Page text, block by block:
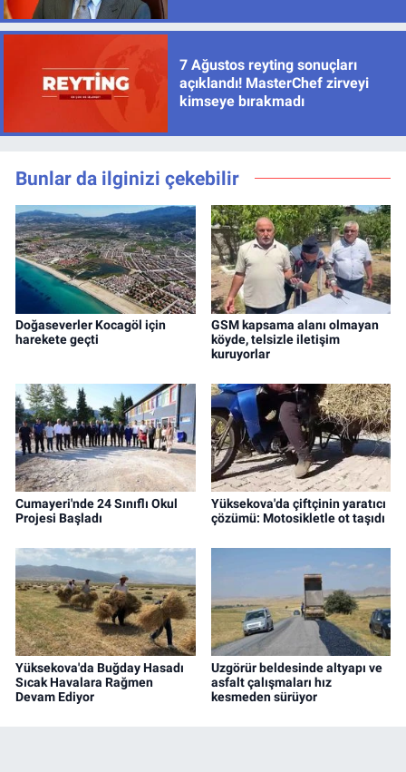
7 Ağustos reyting sonuçları
açıklandı! MasterChef zirveyi
kimseye bırakmadı
Bunlar da ilginizi çekebilir
Doğaseverler Kocagöl için
harekete geçti
GSM kapsama alanı olmayan
köyde, telsizle iletişim
kuruyorlar
Cumayeri'nde 24 Sınıflı Okul
Projesi Başladı
Yüksekova'da çiftçinin yaratıcı
çözümü: Motosikletle ot taşıdı
Yüksekova'da Buğday Hasadı
Sıcak Havalara Rağmen
Devam Ediyor
Uzgörür beldesinde altyapı ve
asfalt çalışmaları hız
kesmeden sürüyor